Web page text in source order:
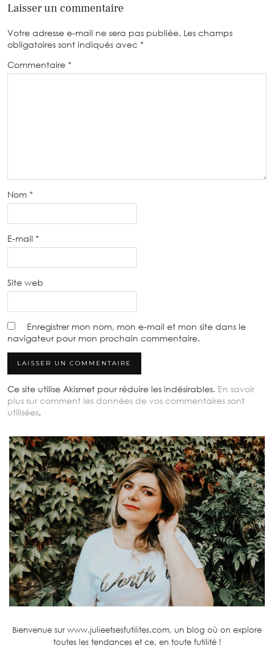
Laisser un commentaire
Votre adresse e-mail ne sera pas publiée. Les champs
obligatoires sont indiqués avec *
Commentaire *
Nom *
E-mail *
Site web
Enregistrer mon nom, mon e-mail et mon site dans le
navigateur pour mon prochain commentaire.
Ce site utilise Akismet pour réduire les indésirables. En savoir
plus sur comment les données de vos commentaires sont
utilisées.
Bienvenue sur www.julieetsesfutilites.com, un blog où on explore
toutes les tendances et ce, en toute futilité !